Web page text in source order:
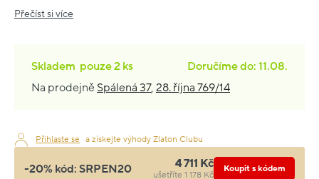
Přečíst si více
Skladem pouze2 ks
Doručíme do: 11.08.
Na prodejně Spálená 37, 28. října 769/14
Přihlaste se a získejte výhody Zlaton Clubu
-20% kód: SRPEN20 4 711 Kč
ušetříte 1 178 Kč
Koupit s kódem